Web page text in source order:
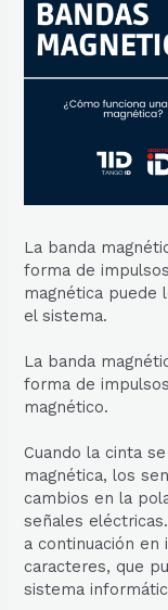
La banda
forma de
magnética puede
el sistema.
La banda
forma de
magnético.
Cuando la cinta
magnética, los
cambios en la
señales
a continuación en
caracteres, que
sistema